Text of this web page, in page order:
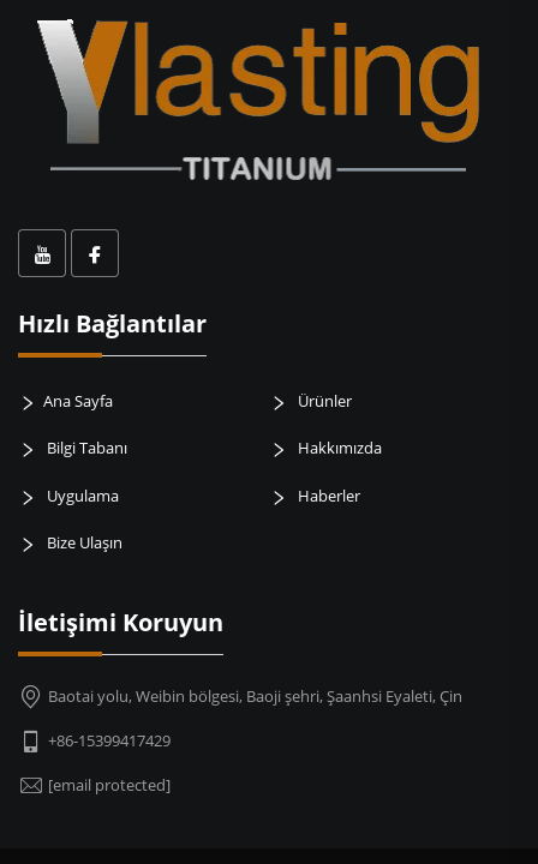
Hızlı Bağlantılar
Ana Sayfa Ürünler
Bilgi Tabanı Hakkımızda
Uygulama Haberler
Bize Ulaşın
İletişimi Koruyun
Baotai yolu, Weibin bölgesi, Baoji şehri, Şaanhsi Eyaleti, Çin
+86-15399417429
[email protected]